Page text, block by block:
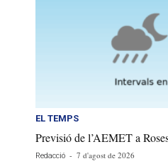
EL TEMPS
Previsió de l’AEMET a
Redacció - 7 d'agost de 2026